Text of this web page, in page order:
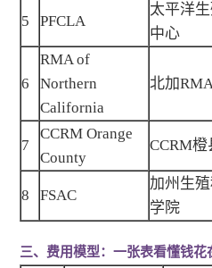
5 PFCLA
太平洋
中心
6
RMA of
Northern
California
北加
7
CCRM Orange
County
CCRM橙
8 FSAC
加州生
学院
三、费用模型：一张表看懂钱花